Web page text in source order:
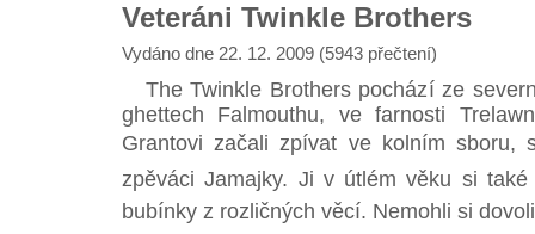
Veteráni Twinkle Brothers
Vydáno dne 22. 12. 2009 (5943 přečtení)
The Twinkle Brothers pochází ze
ghettech Falmouthu, ve farnosti
Grantovi začali zpívat ve kolním sboru,
zpěváci Jamajky. Ji v útlém věku si
bubínky z rozličných věcí. Nemohli si